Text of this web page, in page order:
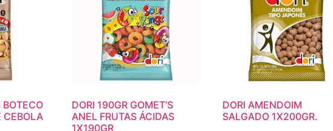
BOTECO
CEBOLA
DORI 190GR GOMET’S
ANEL FRUTAS ÁCIDAS
1X190GR
DORI AMENDOIM
SALGADO 1X200GR.